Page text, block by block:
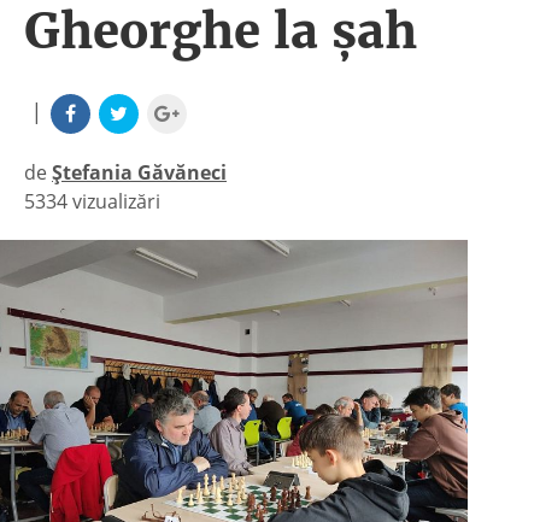
Gheorghe la șah
|
deȘtefania Găvăneci
|
5334 vizualizări